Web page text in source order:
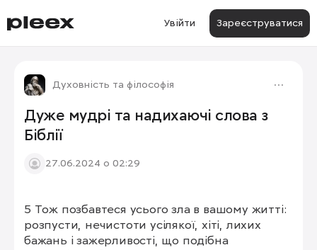
Увійти Зареєструватися
Духовність та філософія
Дуже мудрі та надихаючі слова з
Біблії
27.06.2024 о 02:29
5 Тож позбавтеся усього зла в вашому житті:
розпусти, нечистоти усілякої, хіті, лихих
бажань і зажерливості, що подібна